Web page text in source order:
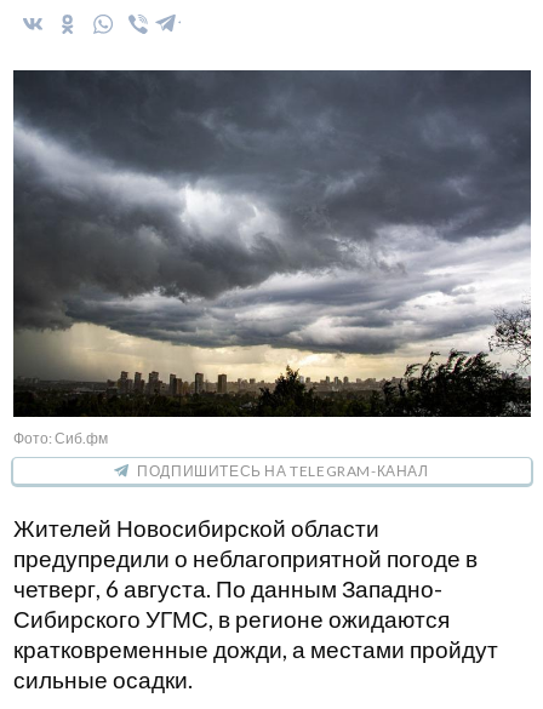
Фото: Сиб.фм
ПОДПИШИТЕСЬ НА TELEGRAM-КАНАЛ
Жителей Новосибирской области
предупредили о неблагоприятной погоде в
четверг, 6 августа. По данным Западно-
Сибирского УГМС, в регионе ожидаются
кратковременные дожди, а местами пройдут
сильные осадки.